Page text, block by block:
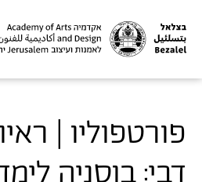
פורטפוליו |